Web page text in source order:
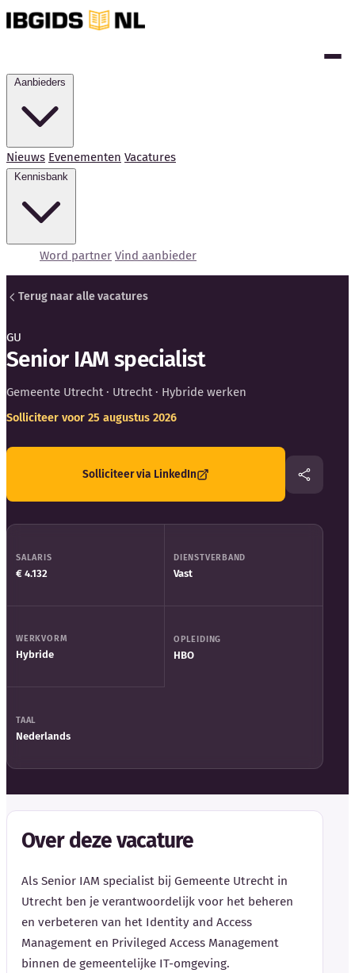
Nieuws Evenementen Vacatures
Word partner Vind aanbieder
Kennisbank
Bedrijfsupdates
Externe bronnen
Auteurs
Terug naar alle vacatures
GU
Senior IAM specialist
Gemeente Utrecht· Utrecht · Hybride werken
Solliciteer voor 25 augustus 2026
Solliciteer via LinkedIn
SALARIS
€ 4.132
DIENSTVERBAND
Vast
WERKVORM
Hybride
OPLEIDING
HBO
TAAL
Nederlands
Over deze vacature
Als Senior IAM specialist bij Gemeente Utrecht in
Utrecht ben je verantwoordelijk voor het beheren
en verbeteren van het Identity and Access
Management en Privileged Access Management
binnen de gemeentelijke IT-omgeving.